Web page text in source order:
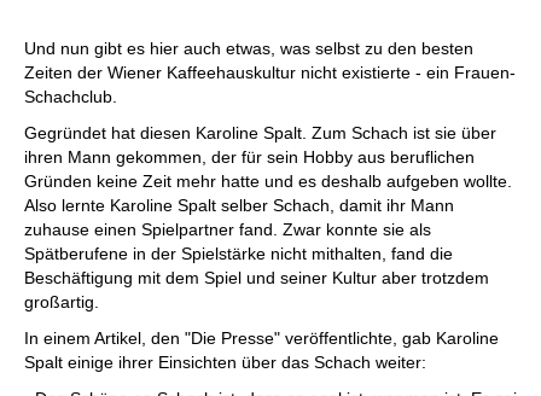
Und nun gibt es hier auch etwas, was selbst zu den besten
Zeiten der Wiener Kaffeehauskultur nicht existierte - ein Frauen-
Schachclub.
Gegründet hat diesen Karoline Spalt. Zum Schach ist sie über
ihren Mann gekommen, der für sein Hobby aus beruflichen
Gründen keine Zeit mehr hatte und es deshalb aufgeben wollte.
Also lernte Karoline Spalt selber Schach, damit ihr Mann
zuhause einen Spielpartner fand. Zwar konnte sie als
Spätberufene in der Spielstärke nicht mithalten, fand die
Beschäftigung mit dem Spiel und seiner Kultur aber trotzdem
großartig.
In einem Artikel, den "Die Presse" veröffentlichte, gab Karoline
Spalt einige ihrer Einsichten über das Schach weiter: